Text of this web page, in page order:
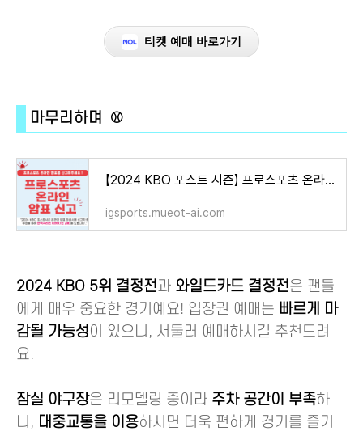
티켓 예매 바로가기
마무리하며 ⚾
【2024 KBO 포스트 시즌】 프로스포츠 온라인 암표 신고 방법! [야구 한국 시리즈 3차전 4차전 티켓
igsports.mueot-ai.com
2024 KBO 5위 결정전과 와일드카드 결정전은 팬들
에게 매우 중요한 경기예요! 입장권 예매는 빠르게 마
감될 가능성이 있으니, 서둘러 예매하시길 추천드려
요.
잠실 야구장은 리모델링 중이라 주차 공간이 부족하
니, 대중교통을 이용하시면 더욱 편하게 경기를 즐기